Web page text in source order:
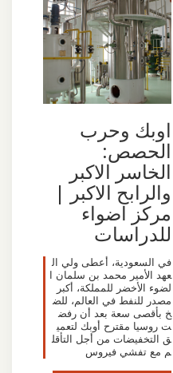
اوبك وحرب
الحصص:
الخاسر الاكبر
والرابح الاكبر |
مركز اضواء
للدراسات
في السعودية، أعطى ولي ال
عهد الأمير محمد بن سلمان ا
لضوء الأخضر للمملكة، أكبر
مصدر للنفط في العالم، للض
خ بأقصى سعة بعد أن رفض
ت روسيا مقترح أوبك لتعمي
ق التخفيضات من أجل التأقل
م مع تفشي فيروس